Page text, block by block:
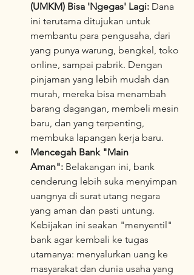
(UMKM) Bisa 'Ngegas' Lagi: Dana
ini terutama ditujukan untuk
membantu para pengusaha, dari
yang punya warung, bengkel, toko
online, sampai pabrik. Dengan
pinjaman yang lebih mudah dan
murah, mereka bisa menambah
barang dagangan, membeli mesin
baru, dan yang terpenting,
membuka lapangan kerja baru.
Mencegah Bank "Main
Aman": Belakangan ini, bank
cenderung lebih suka menyimpan
uangnya di surat utang negara
yang aman dan pasti untung.
Kebijakan ini seakan "menyentil"
bank agar kembali ke tugas
utamanya: menyalurkan uang ke
masyarakat dan dunia usaha yang